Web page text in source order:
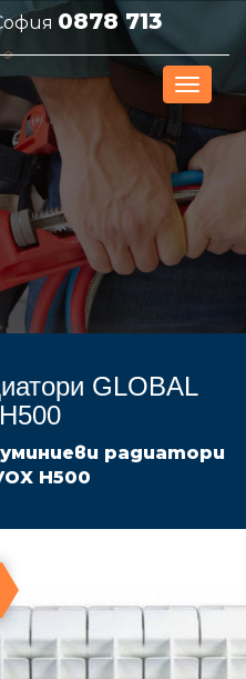
0878 713
GLOBAL
радиатори
H500